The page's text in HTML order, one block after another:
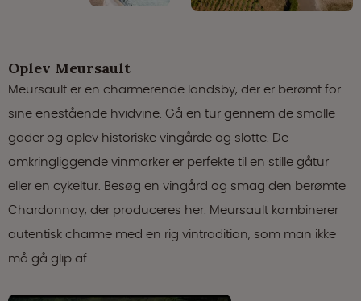
Oplev Meursault
Meursault er en charmerende landsby, der er berømt for
sine enestående hvidvine. Gå en tur gennem de smalle
gader og oplev historiske vingårde og slotte. De
omkringliggende vinmarker er perfekte til en stille gåtur
eller en cykeltur. Besøg en vingård og smag den berømte
Chardonnay, der produceres her. Meursault kombinerer
autentisk charme med en rig vintradition, som man ikke
må gå glip af.